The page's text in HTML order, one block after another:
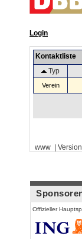
Login
Kontaktliste
Typ
Verein
www |
Offizieller